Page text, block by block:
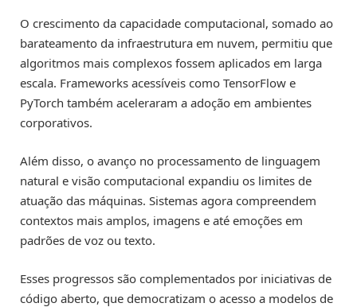
O crescimento da capacidade computacional, somado ao
barateamento da infraestrutura em nuvem, permitiu que
algoritmos mais complexos fossem aplicados em larga
escala. Frameworks acessíveis como TensorFlow e
PyTorch também aceleraram a adoção em ambientes
corporativos.
Além disso, o avanço no processamento de linguagem
natural e visão computacional expandiu os limites de
atuação das máquinas. Sistemas agora compreendem
contextos mais amplos, imagens e até emoções em
padrões de voz ou texto.
Esses progressos são complementados por iniciativas de
código aberto, que democratizam o acesso a modelos de